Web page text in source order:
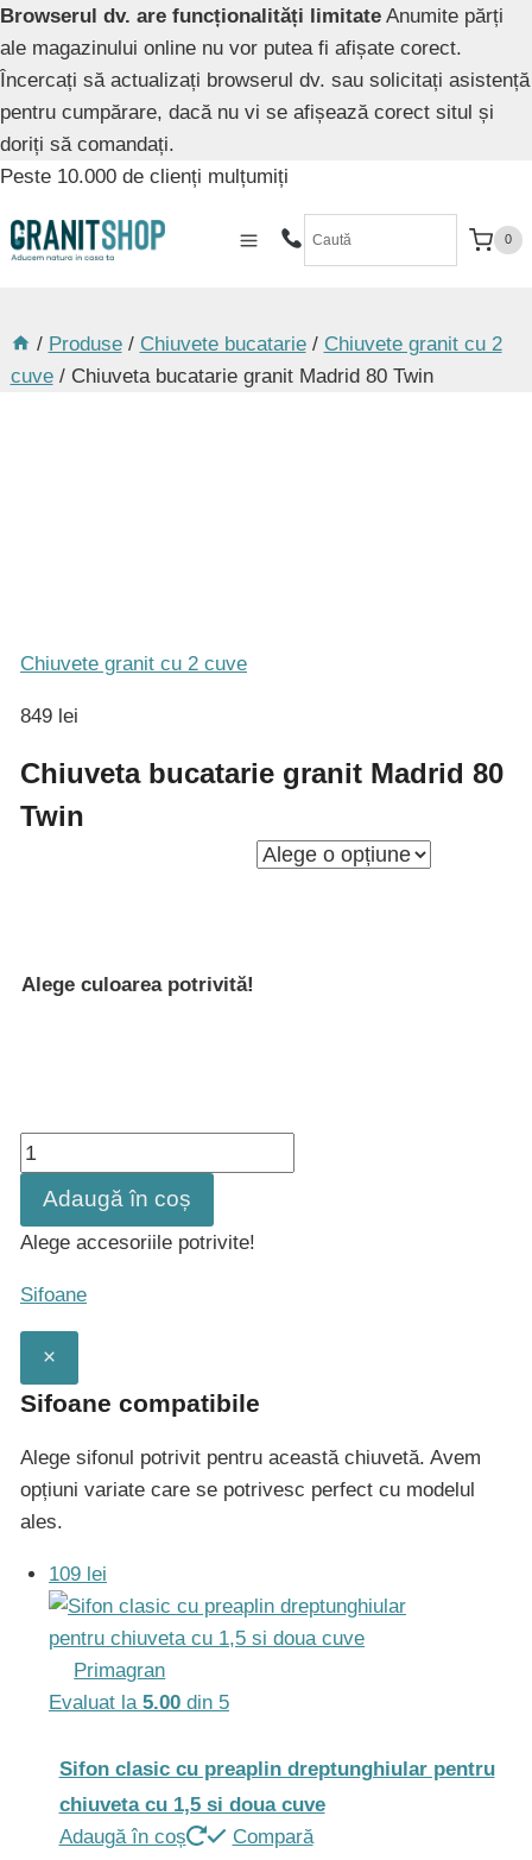
Browserul dv. are funcționalități limitate Anumite părți
ale magazinului online nu vor putea fi afișate corect.
Încercați să actualizați browserul dv. sau solicitați asistență
pentru cumpărare, dacă nu vi se afișează corect situl și
doriți să comandați.
Skip
content
Peste 10.000 de clienți mulțumiți
0
/ Produse / Chiuvete bucatarie / Chiuvete granit cu 2
cuve / Chiuveta bucatarie granit Madrid 80 Twin
Chiuvete granit cu 2 cuve
849 lei
Chiuveta bucatarie granit Madrid 80
Twin
Alege culoarea potrivită!
Cantitate
Chiuveta
bucatarie
granit
80
Twin
Adaugă în coș
Alege accesoriile potrivite!
Sifoane
×
Sifoane compatibile
Alege sifonul potrivit pentru această chiuvetă. Avem
opțiuni variate care se potrivesc perfect cu modelul
ales.
109 lei
Primagran
Evaluat la 5.00 din 5
Sifon clasic cu preaplin dreptunghiular pentru
chiuveta cu 1,5 si doua cuve
Adaugă în coș
Compară